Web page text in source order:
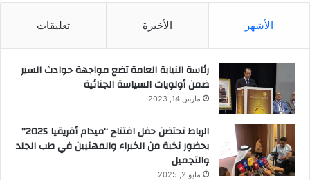
الأشهر الأخيرة تعليقات
رئاسة النيابة العامة تضع مواجهة حوادث السير
ضمن أولويات السياسة الجنائية
مارس 14, 2023
الرباط تحتضن حفل افتتاح “ميدام أفريقيا 2025”
بحضور نخبة من الخبراء والمهنيين في طب الجلد
والتجميل
مايو 2, 2025